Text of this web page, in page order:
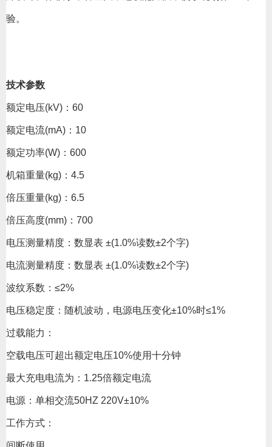
验。
技术参数
额定电压(kV)：60
额定电流(mA)：10
额定功率(W)：600
机箱重量(kg)：4.5
倍压重量(kg)：6.5
倍压高度(mm)：700
电压测量精度：数显表 ±(1.0%读数±2个字)
电流测量精度：数显表 ±(1.0%读数±2个字)
波纹系数：≤2%
电压稳定度：随机波动，电源电压变化±10%时≤1%
过载能力：
空载电压可超出额定电压10%使用十分钟
最大充电电流为：1.25倍额定电流
电源：单相交流50HZ 220V±10%
工作方式：